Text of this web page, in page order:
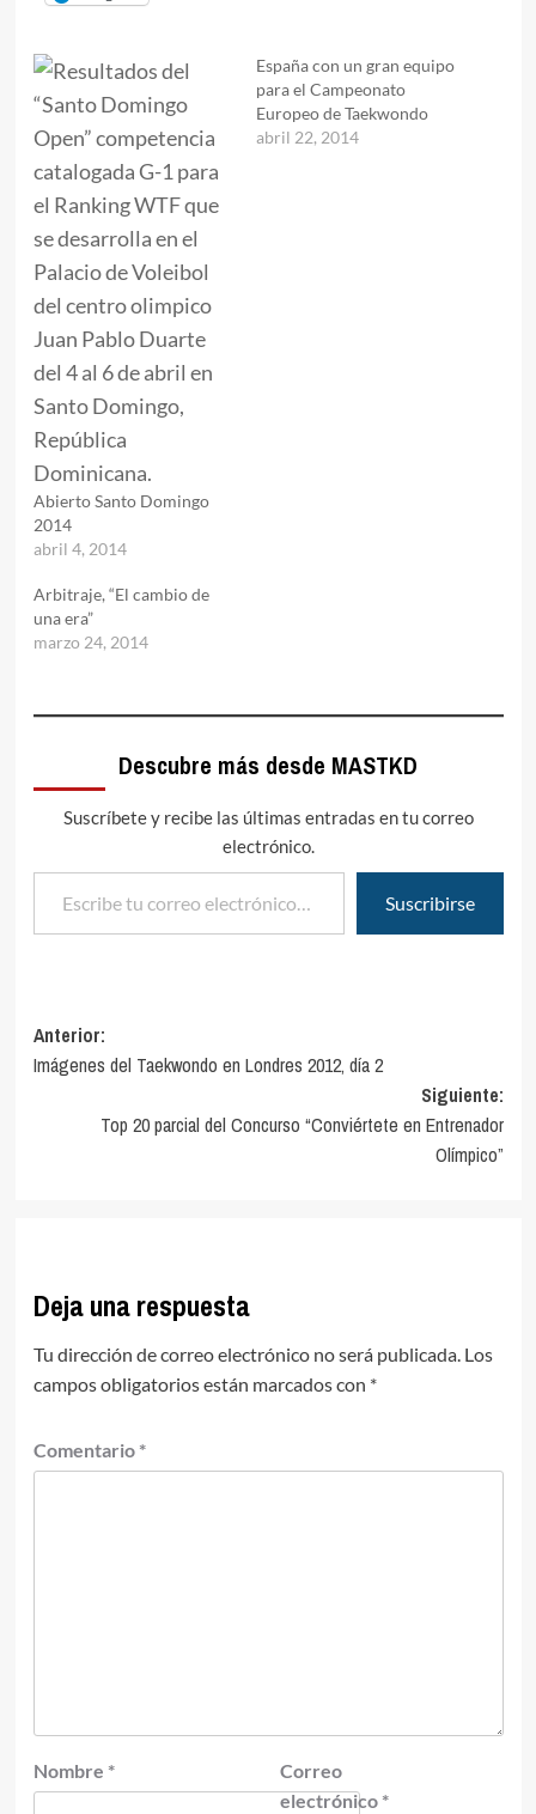
Abierto Santo Domingo
2014
abril 4, 2014
España con un gran equipo
para el Campeonato
Europeo de Taekwondo
abril 22, 2014
Arbitraje, “El cambio de
una era”
marzo 24, 2014
Descubre más desde MASTKD
Suscríbete y recibe las últimas entradas en tu correo
electrónico.
Escribe tu correo electrónico…
Suscribirse
Navegación
de
entradas
Anterior:
Imágenes del Taekwondo en Londres 2012, día 2
Siguiente:
Top 20 parcial del Concurso “Conviértete en Entrenador
Olímpico”
Deja una respuesta
Tu dirección de correo electrónico no será publicada. Los
campos obligatorios están marcados con *
Comentario *
Nombre *
Correo
electrónico *